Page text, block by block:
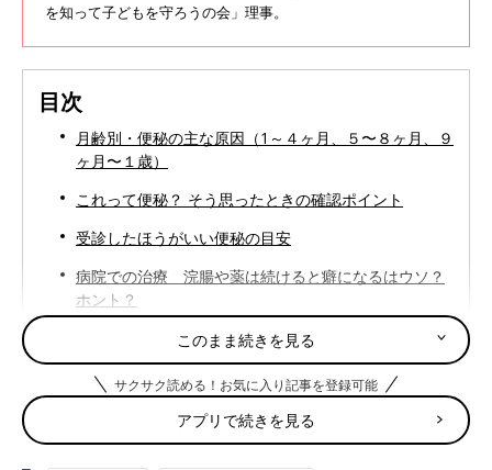
を知って子どもを守ろうの会」理事。
目次
月齢別・便秘の主な原因（1～４ヶ月、５〜８ヶ月、９
ヶ月〜１歳）
これって便秘？ そう思ったときの確認ポイント
受診したほうがいい便秘の目安
病院での治療 浣腸や薬は続けると癖になるはウソ？
ホント？
ドクターが教える！ 便秘によい「水分補給・離乳食＆
食事・マッサージ・綿棒浣腸」テク
先輩ママが教える「効果があったおすすめ便秘解消
このまま続きを見る
サクサク読める！お気に入り記事を登録可能
アプリで続きを見る